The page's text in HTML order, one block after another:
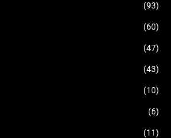
(93)
(60)
(47)
(43)
(10)
(6)
(11)